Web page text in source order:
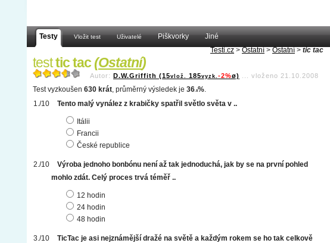
Testy Vložit test Uživatelé Piškvorky
Jiné
Testi.cz > Ostatní > Ostatní > tic tac
testtic tac(Ostatní)
Autor: D.W.Griffith (15vlož. 185vyzk. -2%ø) vloženo 21.10.2008
Test vyzkoušen 630 krát, průměrný výsledek je 36 .8%.
Tento malý vynález z krabičky spatřil světlo světa v ..
Itálii
Francii
České republice
Výroba jednoho bonbónu není až tak jednoduchá, jak by se na první pohled
mohlo zdát. Celý proces trvá téměř ..
12 hodin
24 hodin
48 hodin
TicTac je asi nejznámější dražé na světě a každým rokem se ho tak celkově